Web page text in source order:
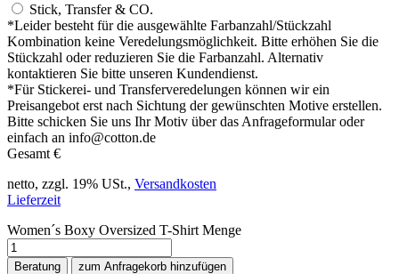
Stick, Transfer & CO.
*Leider besteht für die ausgewählte Farbanzahl/Stückzahl
Kombination keine Veredelungsmöglichkeit. Bitte erhöhen Sie die
Stückzahl oder reduzieren Sie die Farbanzahl. Alternativ
kontaktieren Sie bitte unseren Kundendienst.
*Für Stickerei- und Transferveredelungen können wir ein
Preisangebot erst nach Sichtung der gewünschten Motive erstellen.
Bitte schicken Sie uns Ihr Motiv über das Anfrageformular oder
einfach an info@cotton.de
Gesamt €
netto, zzgl. 19% USt., Versandkosten
Lieferzeit
Women´s Boxy Oversized T-Shirt Menge
Beratung zum Anfragekorb hinzufügen